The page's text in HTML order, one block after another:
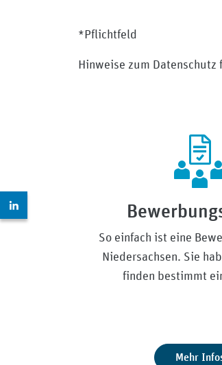
Zur LinkedIn Seite: https://
*Pflichtfeld
Hinweise zum Datenschutz
So einfach ist eine
Niedersachsen. Sie
finden bestimmt
Mehr